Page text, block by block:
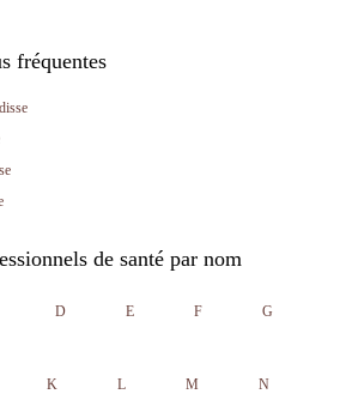
fréquentes
de santé par nom
D E F G
K L M N